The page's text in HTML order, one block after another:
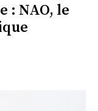
: NAO, le